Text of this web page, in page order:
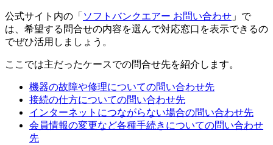
公式サイト内の「 ソフトバンクエアー お問い合わせ 」で
は、希望する問合せの内容を選んで対応窓口を表示できるの
でぜひ活用しましょう。
ここでは主だったケースでの問合せ先を紹介します。
機器の故障や修理についての問い合わせ先
接続の仕方についての問い合わせ先
インターネットにつながらない場合の問い合わせ先
会員情報の変更など各種手続きについての問い合わせ
先